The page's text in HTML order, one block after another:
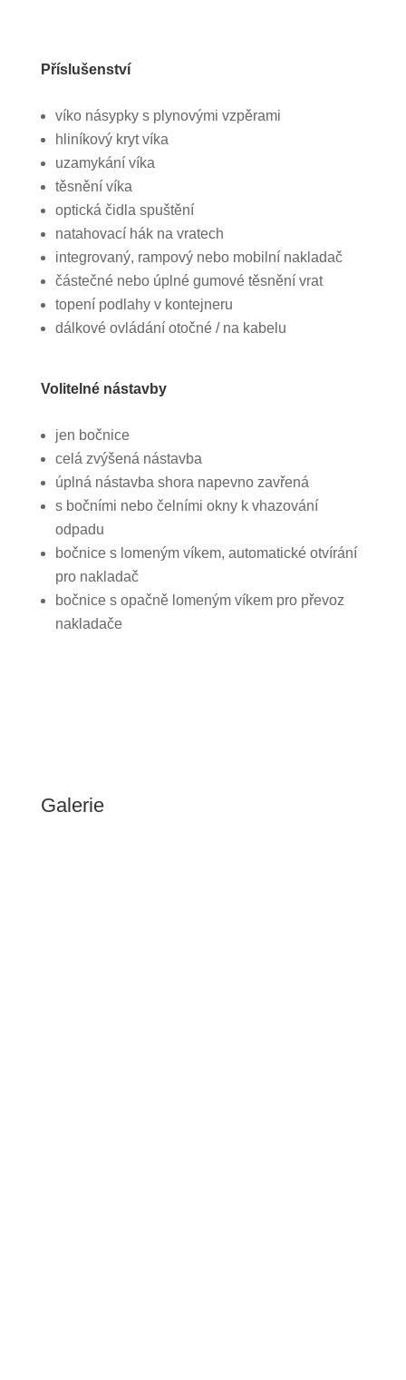
Příslušenství
víko násypky s plynovými vzpěrami
hliníkový kryt víka
uzamykání víka
těsnění víka
optická čidla spuštění
natahovací hák na vratech
integrovaný, rampový nebo mobilní nakladač
částečné nebo úplné gumové těsnění vrat
topení podlahy v kontejneru
dálkové ovládání otočné / na kabelu
Volitelné nástavby
jen bočnice
celá zvýšená nástavba
úplná nástavba shora napevno zavřená
s bočními nebo čelními okny k vhazování
odpadu
bočnice s lomeným víkem, automatické otvírání
pro nakladač
bočnice s opačně lomeným víkem pro převoz
nakladače
Galerie